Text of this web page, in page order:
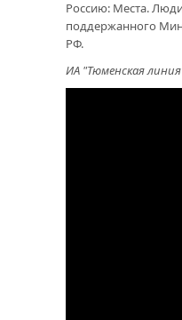
Россию: Места.
поддержанного
РФ.
ИА "Тюменская